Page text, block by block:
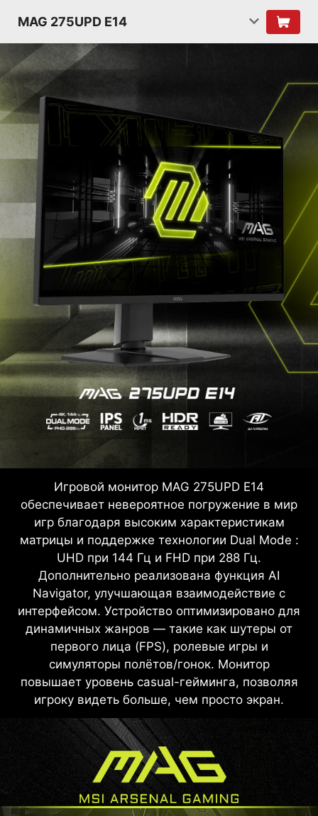
MAG 275UPD E14
Игровой монитор MAG 275UPD E14
обеспечивает невероятное погружение в мир
игр благодаря высоким характеристикам
матрицы и поддержке технологии Dual Mode :
UHD при 144 Гц и FHD при 288 Гц.
Дополнительно реализована функция AI
Navigator, улучшающая взаимодействие с
интерфейсом. Устройство оптимизировано для
динамичных жанров — такие как шутеры от
первого лица (FPS), ролевые игры и
симуляторы полётов/гонок. Монитор
повышает уровень casual-гейминга, позволяя
игроку видеть больше, чем просто экран.